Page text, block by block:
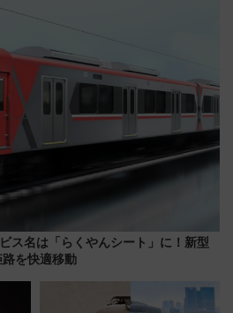
ス名は「らくやんシート」に！新型
を快適移動